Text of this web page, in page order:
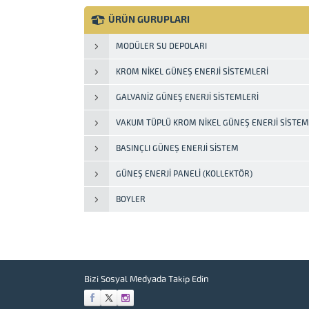
azaltılmasıdır. Isıtma, aydınlatma ve
karşılarken, elektrikli ev eşyalarımızı
ÜRÜN GURUPLARI
MODÜLER SU DEPOLARI
KROM NIKEL GÜNEŞ ENERJI SISTEMLERI
GALVANIZ GÜNEŞ ENERJI SISTEMLERI
VAKUM TÜPLÜ KROM NIKEL GÜNEŞ ENERJI SISTEM
BASINÇLI GÜNEŞ ENERJI SISTEM
GÜNEŞ ENERJI PANELI (KOLLEKTÖR)
BOYLER
Bizi Sosyal Medyada Takip Edin